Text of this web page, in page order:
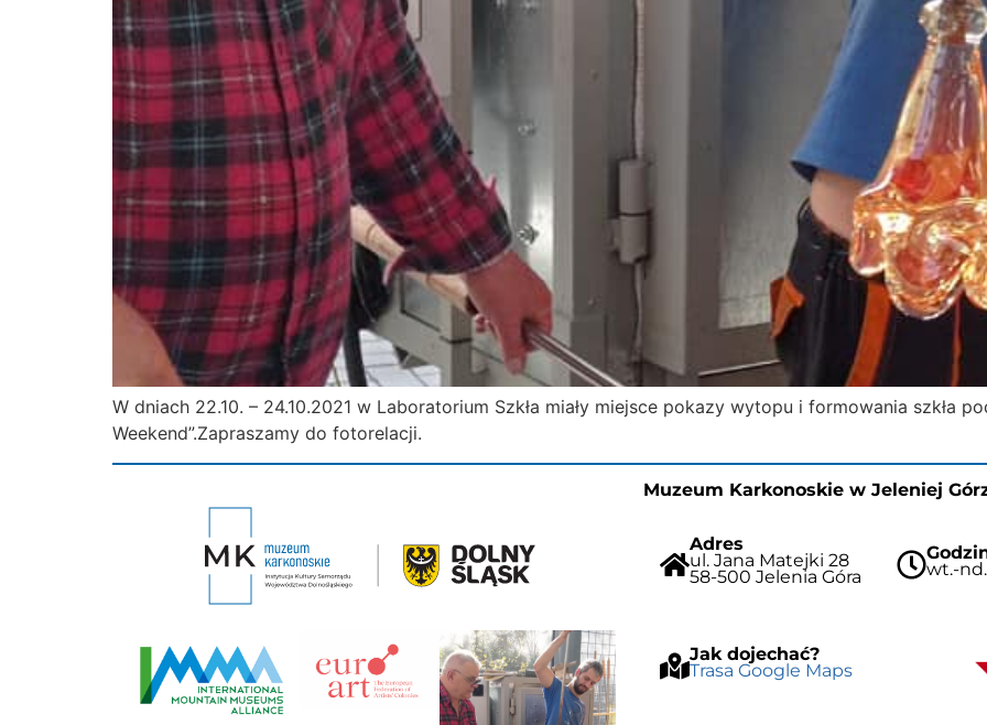
W dniach 22.10. – 24.10.2021 w Laboratorium Szkła miały miejsce pokazy wytopu i formowania szkła
Weekend”.Zapraszamy do fotorelacji.
Muzeum Karkonoskie w Jeleniej
Adres
ul. Jana Matejki 28
58-500 Jelenia Góra wt.-
Jak dojechać?
Trasa Google Maps